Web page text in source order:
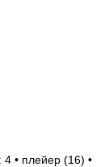
• плейер (16) •